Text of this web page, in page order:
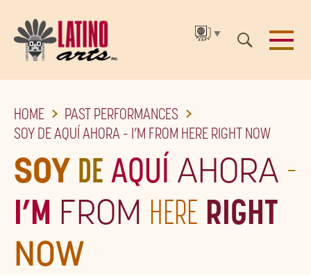
TO
THE
MAIN
CONTENT
▼
HOME
PAST PERFORMANCES
SOY DE AQUÍ AHORA – I’M FROM HERE RIGHT NOW
SOY DEAQUÍ AHORA –
I’M FROM HERE RIGHT
NOW